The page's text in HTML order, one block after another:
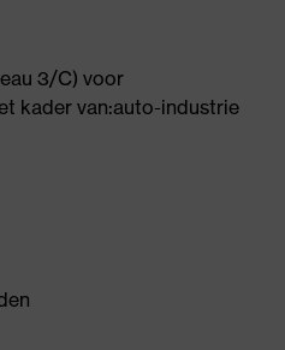
3/C) voor
kader van:auto-industrie